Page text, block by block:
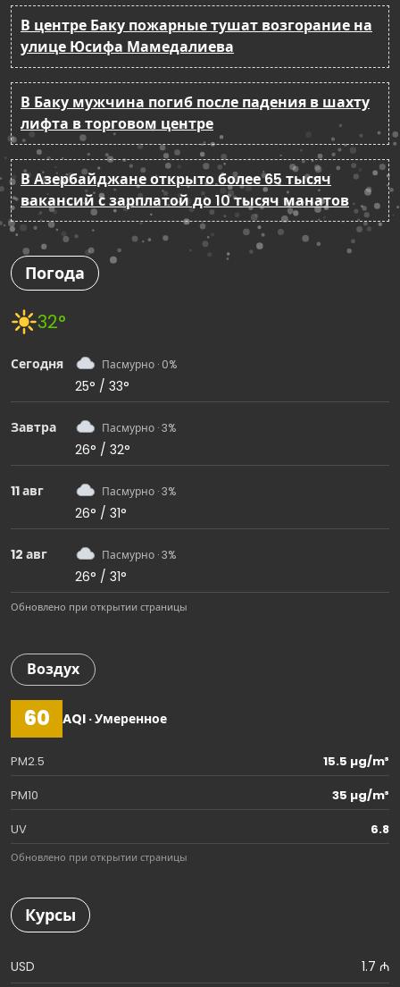
В центре Баку пожарные тушат возгорание на
улице Юсифа Мамедалиева
В Баку мужчина погиб после падения в шахту
лифта в торговом центре
В Азербайджане открыто более 65 тысяч
вакансий с зарплатой до 10 тысяч манатов
Погода
32°
Сегодня Пасмурно · 0%
25° / 33°
Завтра Пасмурно · 3%
26° / 32°
11 авг Пасмурно · 3%
26° / 31°
12 авг Пасмурно · 3%
26° / 31°
Обновлено при открытии страницы
Воздух
60 AQI · Умеренное
PM2.5
15.5 µg/m³
PM10
35 µg/m³
UV
6.8
Обновлено при открытии страницы
Курсы
USD 1.7 ₼